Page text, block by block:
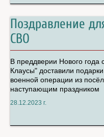
Поздравление
СВО
В преддверии Нового года
Клаусы" доставили
военной операции из
наступающим праздником
28.12.2023 г.